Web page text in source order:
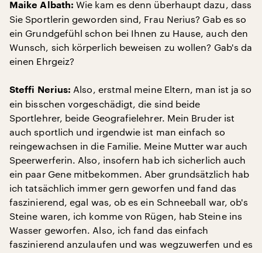
Maike Albath: Wie kam es denn überhaupt dazu, dass
Sie Sportlerin geworden sind, Frau Nerius? Gab es so
ein Grundgefühl schon bei Ihnen zu Hause, auch den
Wunsch, sich körperlich beweisen zu wollen? Gab's da
einen Ehrgeiz?
Steffi Nerius: Also, erstmal meine Eltern, man ist ja so
ein bisschen vorgeschädigt, die sind beide
Sportlehrer, beide Geografielehrer. Mein Bruder ist
auch sportlich und irgendwie ist man einfach so
reingewachsen in die Familie. Meine Mutter war auch
Speerwerferin. Also, insofern hab ich sicherlich auch
ein paar Gene mitbekommen. Aber grundsätzlich hab
ich tatsächlich immer gern geworfen und fand das
faszinierend, egal was, ob es ein Schneeball war, ob's
Steine waren, ich komme von Rügen, hab Steine ins
Wasser geworfen. Also, ich fand das einfach
faszinierend anzulaufen und was wegzuwerfen und es